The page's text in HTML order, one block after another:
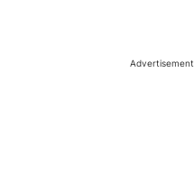
Advertisement